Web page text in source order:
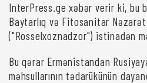
InterPress.ge xəbər verir ki, bu
Baytarlıq və Fitosanitar
("Rosselxoznadzor") istinadən
Bu qərar Ermənistandan
məhsullarının tədarükünün